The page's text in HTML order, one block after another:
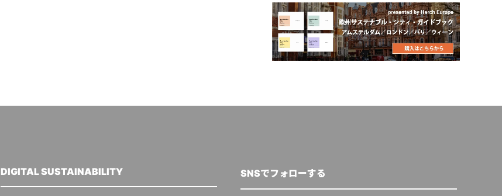
DIGITAL SUSTAINABILITY SNSでフォローする